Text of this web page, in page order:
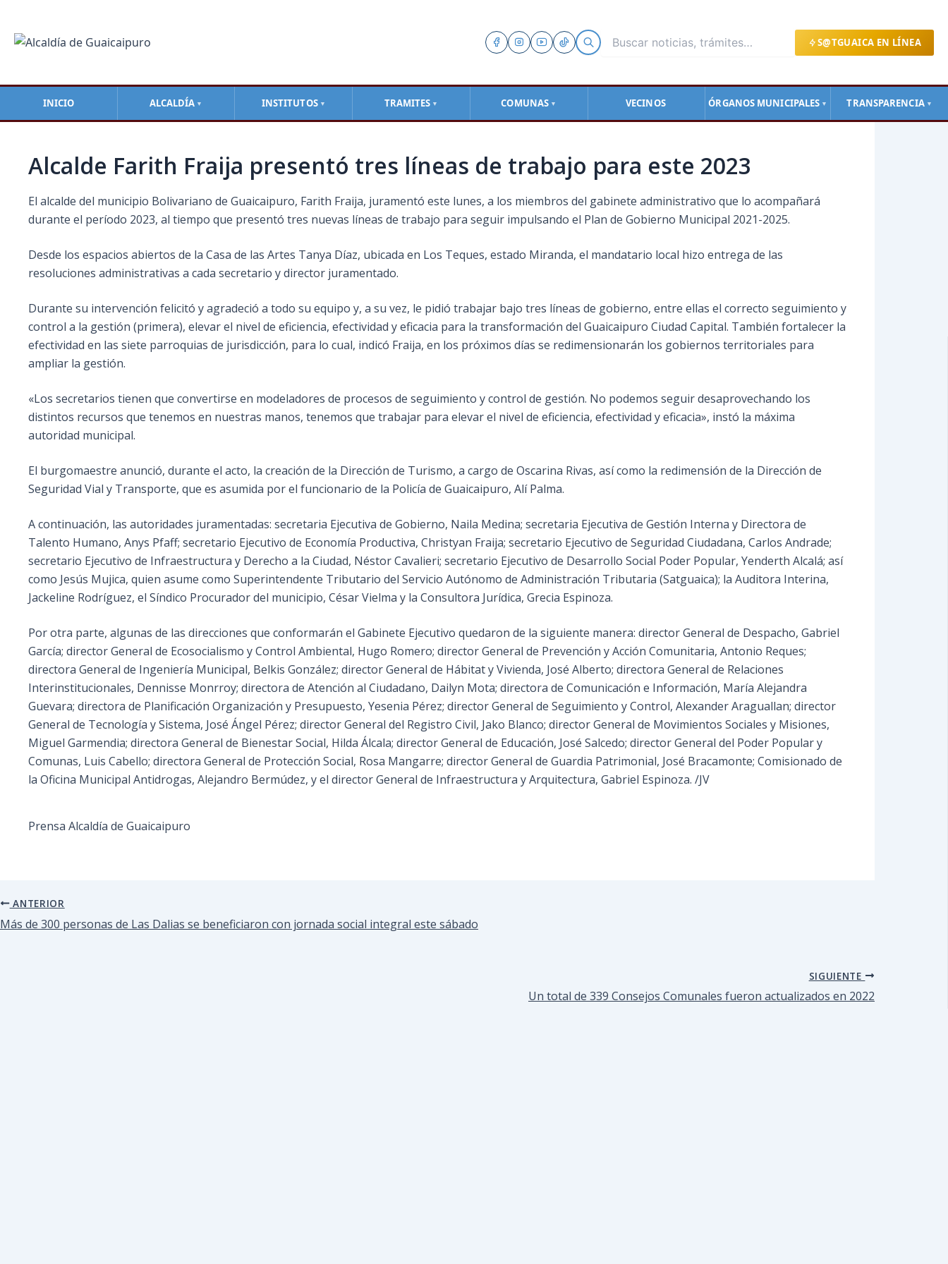
S@TGUAICA EN LÍNEA
INICIO ALCALDÍA ▼ INSTITUTOS ▼ TRAMITES ▼ COMUNAS ▼ VECINOS ÓRGANOS MUNICIPALES ▼ TRANSPARENCIA ▼
contenido
Alcalde Farith Fraija presentó tres líneas de trabajo para este 2023
El alcalde del municipio Bolivariano de Guaicaipuro, Farith Fraija, juramentó este lunes, a los miembros del gabinete administrativo que lo acompañará
durante el período 2023, al tiempo que presentó tres nuevas líneas de trabajo para seguir impulsando el Plan de Gobierno Municipal 2021-2025.
Desde los espacios abiertos de la Casa de las Artes Tanya Díaz, ubicada en Los Teques, estado Miranda, el mandatario local hizo entrega de las
resoluciones administrativas a cada secretario y director juramentado.
Durante su intervención felicitó y agradeció a todo su equipo y, a su vez, le pidió trabajar bajo tres líneas de gobierno, entre ellas el correcto seguimiento y
control a la gestión (primera), elevar el nivel de eficiencia, efectividad y eficacia para la transformación del Guaicaipuro Ciudad Capital. También fortalecer la
efectividad en las siete parroquias de jurisdicción, para lo cual, indicó Fraija, en los próximos días se redimensionarán los gobiernos territoriales para
ampliar la gestión.
«Los secretarios tienen que convertirse en modeladores de procesos de seguimiento y control de gestión. No podemos seguir desaprovechando los
distintos recursos que tenemos en nuestras manos, tenemos que trabajar para elevar el nivel de eficiencia, efectividad y eficacia», instó la máxima
autoridad municipal.
El burgomaestre anunció, durante el acto, la creación de la Dirección de Turismo, a cargo de Oscarina Rivas, así como la redimensión de la Dirección de
Seguridad Vial y Transporte, que es asumida por el funcionario de la Policía de Guaicaipuro, Alí Palma.
A continuación, las autoridades juramentadas: secretaria Ejecutiva de Gobierno, Naila Medina; secretaria Ejecutiva de Gestión Interna y Directora de
Talento Humano, Anys Pfaff; secretario Ejecutivo de Economía Productiva, Christyan Fraija; secretario Ejecutivo de Seguridad Ciudadana, Carlos Andrade;
secretario Ejecutivo de Infraestructura y Derecho a la Ciudad, Néstor Cavalieri; secretario Ejecutivo de Desarrollo Social Poder Popular, Yenderth Alcalá; así
como Jesús Mujica, quien asume como Superintendente Tributario del Servicio Autónomo de Administración Tributaria (Satguaica); la Auditora Interina,
Jackeline Rodríguez, el Síndico Procurador del municipio, César Vielma y la Consultora Jurídica, Grecia Espinoza.
Por otra parte, algunas de las direcciones que conformarán el Gabinete Ejecutivo quedaron de la siguiente manera: director General de Despacho, Gabriel
García; director General de Ecosocialismo y Control Ambiental, Hugo Romero; director General de Prevención y Acción Comunitaria, Antonio Reques;
directora General de Ingeniería Municipal, Belkis González; director General de Hábitat y Vivienda, José Alberto; directora General de Relaciones
Interinstitucionales, Dennisse Monrroy; directora de Atención al Ciudadano, Dailyn Mota; directora de Comunicación e Información, María Alejandra
Guevara; directora de Planificación Organización y Presupuesto, Yesenia Pérez; director General de Seguimiento y Control, Alexander Araguallan; director
General de Tecnología y Sistema, José Ángel Pérez; director General del Registro Civil, Jako Blanco; director General de Movimientos Sociales y Misiones,
Miguel Garmendia; directora General de Bienestar Social, Hilda Álcala; director General de Educación, José Salcedo; director General del Poder Popular y
Comunas, Luis Cabello; directora General de Protección Social, Rosa Mangarre; director General de Guardia Patrimonial, José Bracamonte; Comisionado de
la Oficina Municipal Antidrogas, Alejandro Bermúdez, y el director General de Infraestructura y Arquitectura, Gabriel Espinoza. /JV
Prensa Alcaldía de Guaicaipuro
entradas
ANTERIOR
Más de 300 personas de Las Dalias se beneficiaron con jornada social integral este sábado
SIGUIENTE
Un total de 339 Consejos Comunales fueron actualizados en 2022